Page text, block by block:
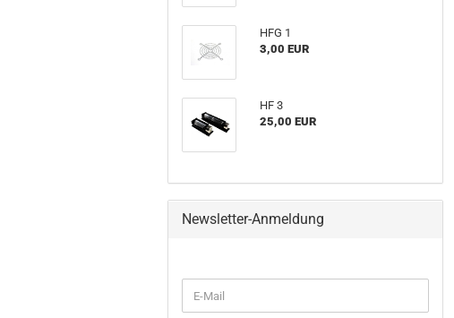
HFG 1
3,00 EUR
HF 3
25,00 EUR
Newsletter-Anmeldung
ZUR
E-
Mail